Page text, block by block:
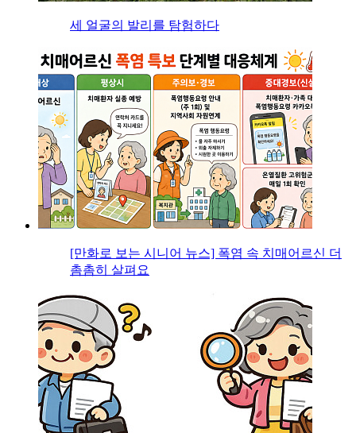
세 얼굴의 발리를 탐험하다
[만화로 보는 시니어 뉴스] 폭염 속 치매어르신 더
촘촘히 살펴요